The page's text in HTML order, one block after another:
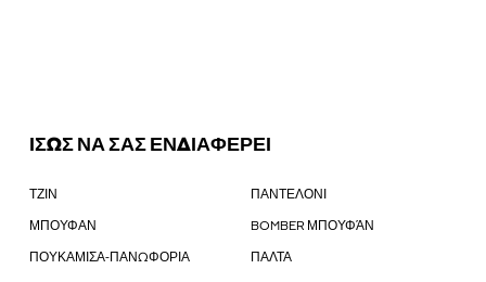
ΙΣΩΣ ΝΑ ΣΑΣ ΕΝΔΙΑΦΕΡΕΙ
ΤΖΙΝ ΠΑΝΤΕΛΟΝΙ
ΜΠΟΥΦΑΝ BOMBER ΜΠΟΥΦΆΝ
ΠΟΥΚΑΜΙΣΑ-ΠΑΝΩΦΟΡΙΑ ΠΑΛΤΑ